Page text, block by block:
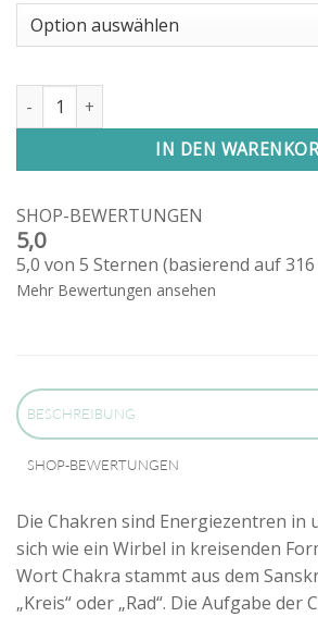
Armband "Sieben Chakren" Menge
IN DEN
SHOP-BEWERTUNGEN
5,0
5,0 von 5 Sternen (basierend auf
Mehr Bewertungen ansehen
BESCHREIBUNG
SHOP-BEWERTUNGEN
Die Chakren sind Energiezentren in
sich wie ein Wirbel in kreisenden
Wort Chakra stammt aus dem
„Kreis“ oder „Rad“. Die Aufgabe der